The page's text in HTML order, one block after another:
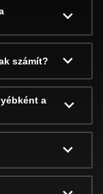
számít?
a